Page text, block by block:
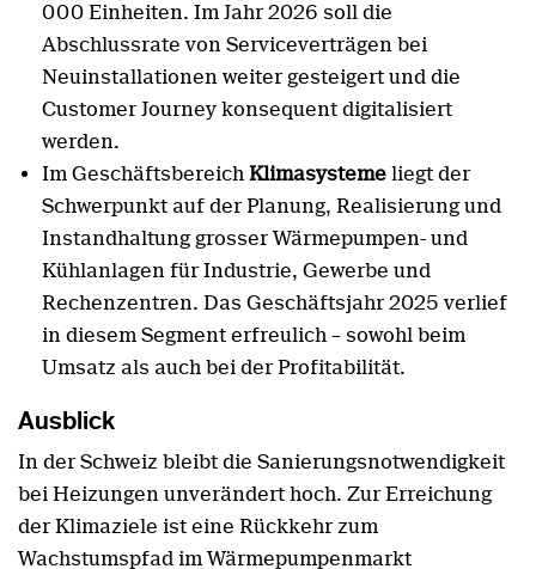
000 Einheiten. Im Jahr 2026 soll die
Abschlussrate von Serviceverträgen bei
Neuinstallationen weiter gesteigert und die
Customer Journey konsequent digitalisiert
werden.
Im Geschäftsbereich Klimasysteme liegt der
Schwerpunkt auf der Planung, Realisierung und
Instandhaltung grosser Wärmepumpen- und
Kühlanlagen für Industrie, Gewerbe und
Rechenzentren. Das Geschäftsjahr 2025 verlief
in diesem Segment erfreulich – sowohl beim
Umsatz als auch bei der Profitabilität.
Ausblick
In der Schweiz bleibt die Sanierungsnotwendigkeit
bei Heizungen unverändert hoch. Zur Erreichung
der Klimaziele ist eine Rückkehr zum
Wachstumspfad im Wärmepumpenmarkt